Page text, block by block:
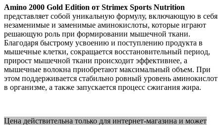
Amino 2000 Gold Edition от Strimex Sports Nutrition
представляет собой уникальную формулу, включающую в себя
незаменимые и заменимые аминокислоты, которые играют
решающую роль при формировании мышечной ткани.
Благодаря быстрому усвоению и поступлению продукта в
мышечные клетки, сокращается восстановительный период,
прирост мышечной ткани происходит эффективнее, а
мышечные волокна приобретают максимальный объем. При
этом поддерживается стабильно ровный уровень аминокислот
в организме, а также запускается процесс сжигания жира.
Цена действительна только для интернет-магазина и может